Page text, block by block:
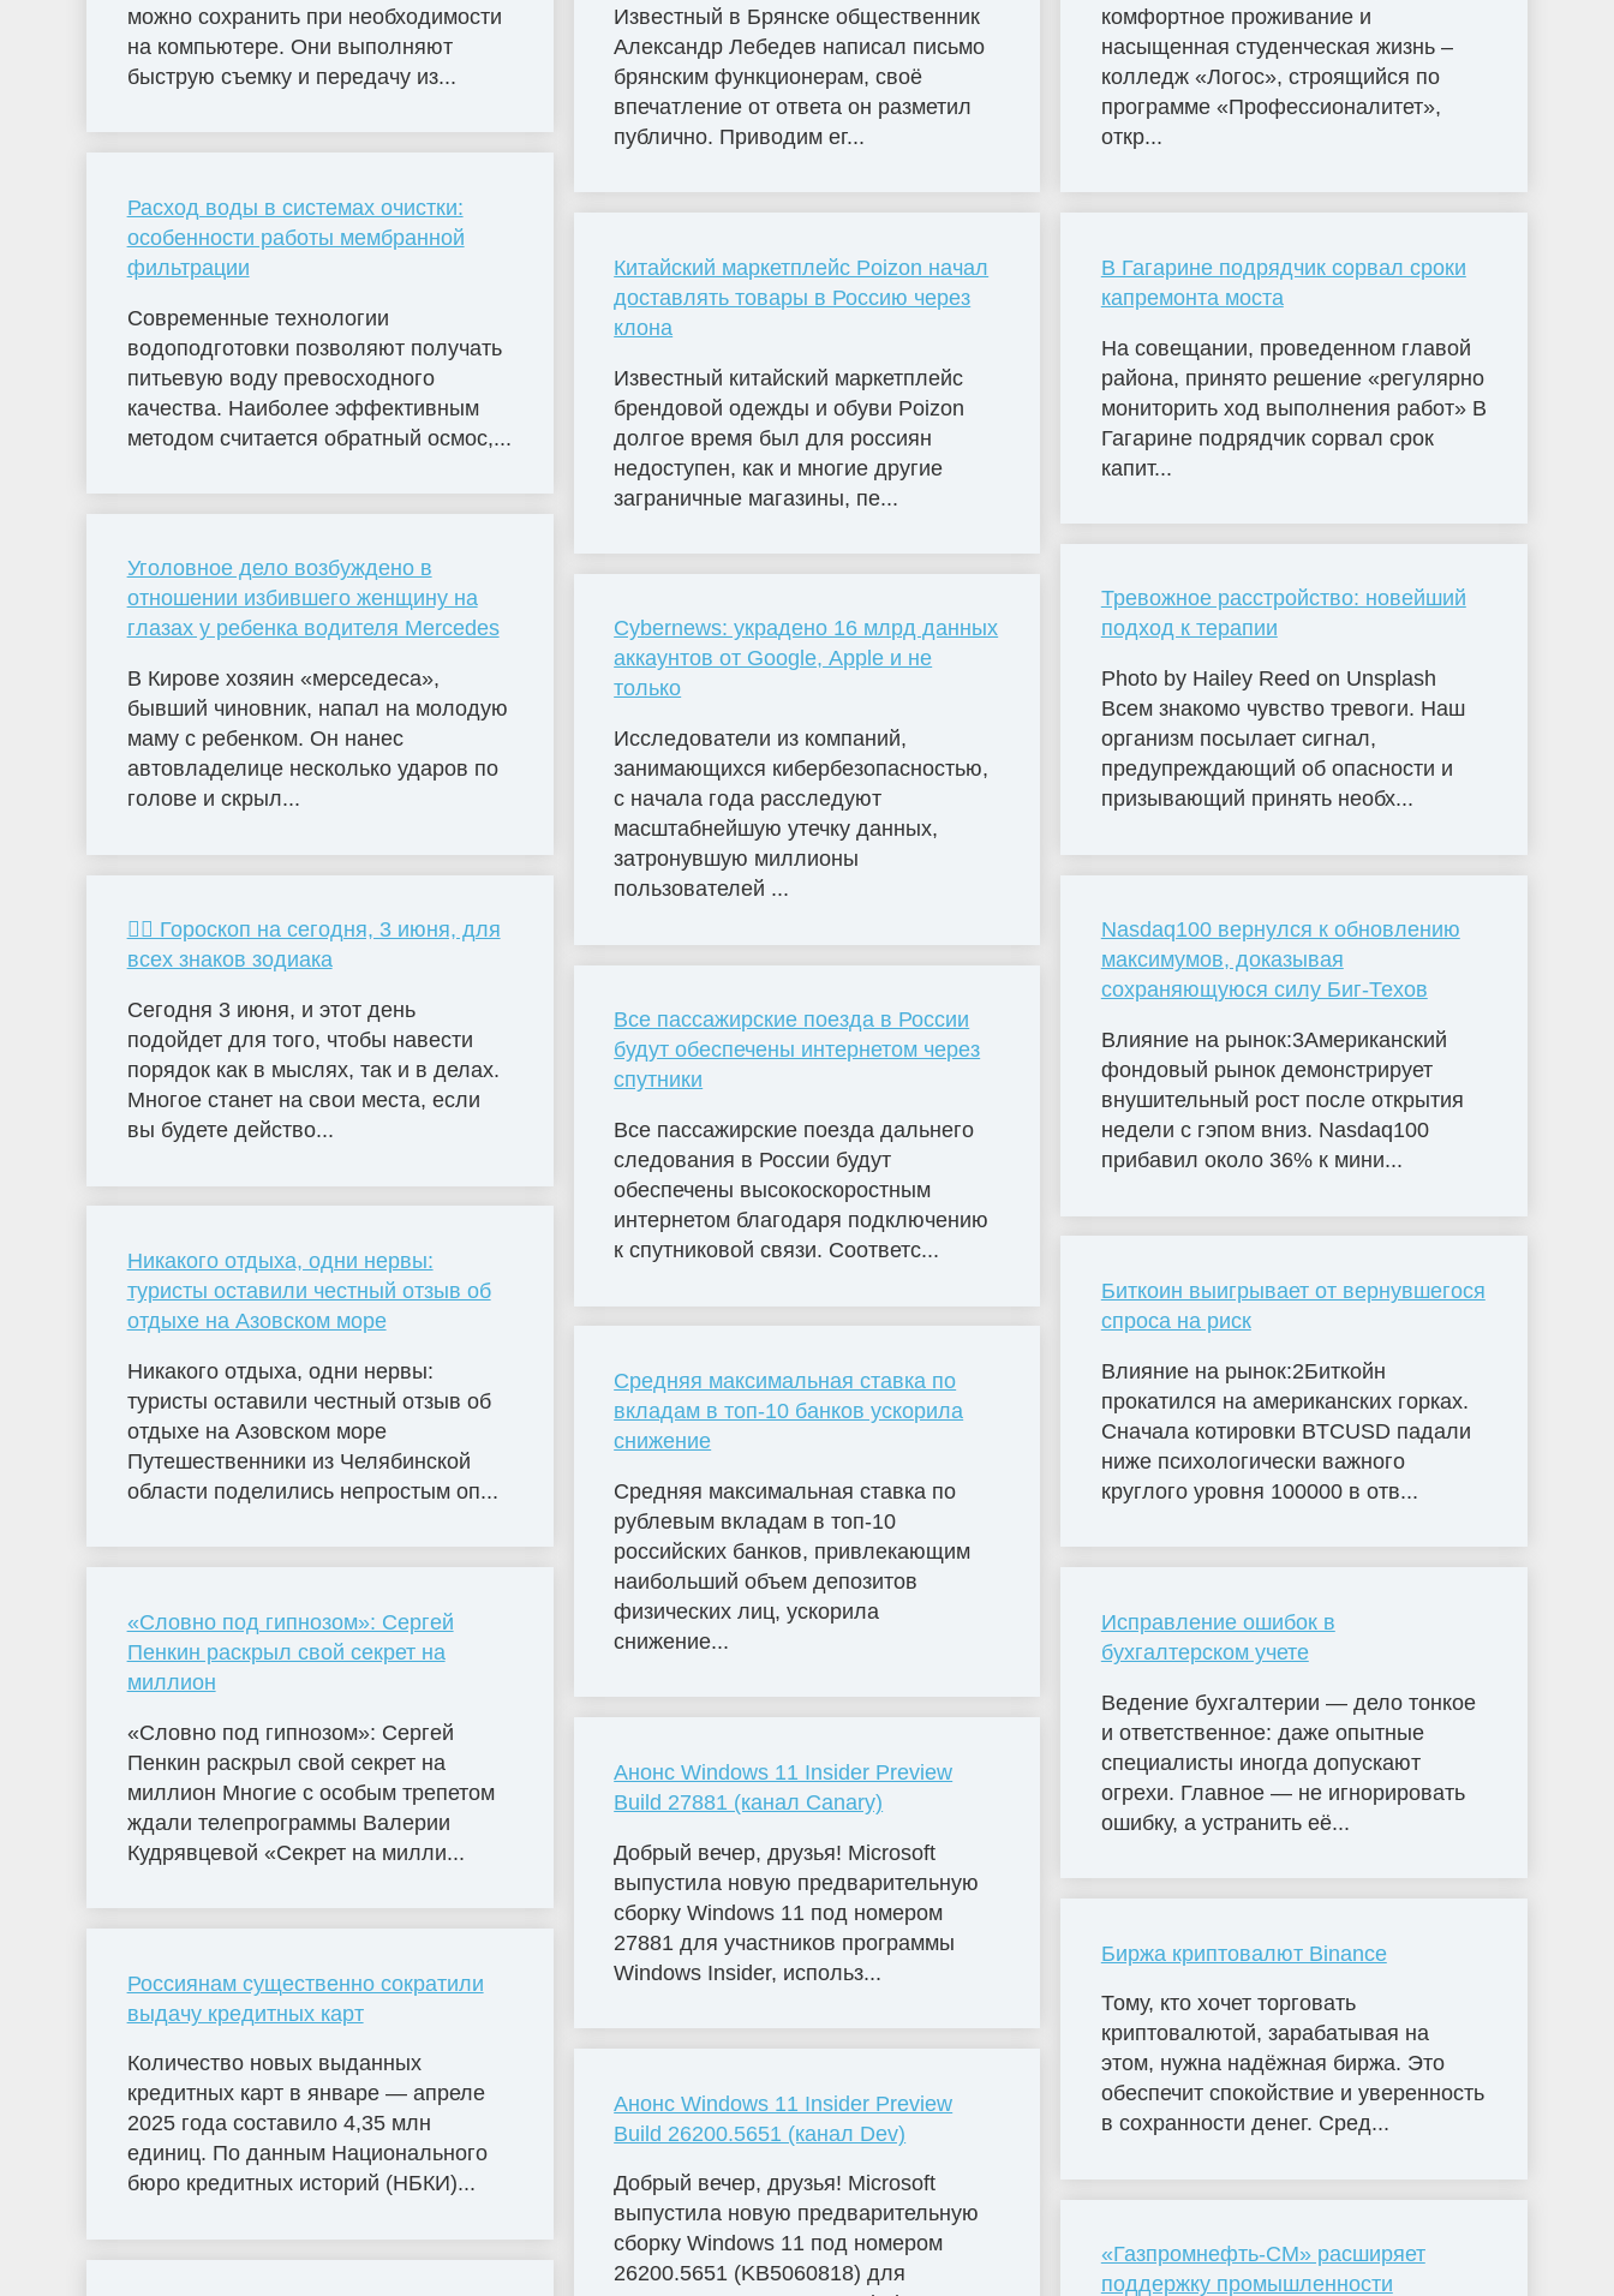
можно сохранить при необходимости
на компьютере. Они выполняют
быструю съемку и передачу из...
Расход воды в системах очистки:
особенности работы мембранной
фильтрации
Современные технологии
водоподготовки позволяют получать
питьевую воду превосходного
качества. Наиболее эффективным
методом считается обратный осмос,...
Уголовное дело возбуждено в
отношении избившего женщину на
глазах у ребенка водителя Mercedes
В Кирове хозяин «мерседеса»,
бывший чиновник, напал на молодую
маму с ребенком. Он нанес
автовладелице несколько ударов по
голове и скрыл...
🧙‍♀ Гороскоп на сегодня, 3 июня, для
всех знаков зодиака
Сегодня 3 июня, и этот день
подойдет для того, чтобы навести
порядок как в мыслях, так и в делах.
Многое станет на свои места, если
вы будете действо...
Никакого отдыха, одни нервы:
туристы оставили честный отзыв об
отдыхе на Азовском море
Никакого отдыха, одни нервы:
туристы оставили честный отзыв об
отдыхе на Азовском море
Путешественники из Челябинской
области поделились непростым оп...
«Словно под гипнозом»: Сергей
Пенкин раскрыл свой секрет на
миллион
«Словно под гипнозом»: Сергей
Пенкин раскрыл свой секрет на
миллион Многие с особым трепетом
ждали телепрограммы Валерии
Кудрявцевой «Секрет на милли...
Россиянам существенно сократили
выдачу кредитных карт
Количество новых выданных
кредитных карт в январе — апреле
2025 года составило 4,35 млн
единиц. По данным Национального
бюро кредитных историй (НБКИ)...
Известный в Брянске общественник
Александр Лебедев написал письмо
брянским функционерам, своё
впечатление от ответа он разметил
публично. Приводим ег...
Китайский маркетплейс Poizon начал
доставлять товары в Россию через
клона
Известный китайский маркетплейс
брендовой одежды и обуви Poizon
долгое время был для россиян
недоступен, как и многие другие
заграничные магазины, пе...
Cybernews: украдено 16 млрд данных
аккаунтов от Google, Apple и не
только
Исследователи из компаний,
занимающихся кибербезопасностью,
с начала года расследуют
масштабнейшую утечку данных,
затронувшую миллионы
пользователей ...
Все пассажирские поезда в России
будут обеспечены интернетом через
спутники
Все пассажирские поезда дальнего
следования в России будут
обеспечены высокоскоростным
интернетом благодаря подключению
к спутниковой связи. Соответс...
Средняя максимальная ставка по
вкладам в топ-10 банков ускорила
снижение
Средняя максимальная ставка по
рублевым вкладам в топ-10
российских банков, привлекающим
наибольший объем депозитов
физических лиц, ускорила
снижение...
Анонс Windows 11 Insider Preview
Build 27881 (канал Canary)
Добрый вечер, друзья! Microsoft
выпустила новую предварительную
сборку Windows 11 под номером
27881 для участников программы
Windows Insider, использ...
Анонс Windows 11 Insider Preview
Build 26200.5651 (канал Dev)
Добрый вечер, друзья! Microsoft
выпустила новую предварительную
сборку Windows 11 под номером
26200.5651 (KB5060818) для
комфортное проживание и
насыщенная студенческая жизнь –
колледж «Логос», строящийся по
программе «Профессионалитет»,
откр...
В Гагарине подрядчик сорвал сроки
капремонта моста
На совещании, проведенном главой
района, принято решение «регулярно
мониторить ход выполнения работ» В
Гагарине подрядчик сорвал срок
капит...
Тревожное расстройство: новейший
подход к терапии
Photo by Hailey Reed on Unsplash
Всем знакомо чувство тревоги. Наш
организм посылает сигнал,
предупреждающий об опасности и
призывающий принять необх...
Nasdaq100 вернулся к обновлению
максимумов, доказывая
сохраняющуюся силу Биг-Техов
Влияние на рынок:3Американский
фондовый рынок демонстрирует
внушительный рост после открытия
недели с гэпом вниз. Nasdaq100
прибавил около 36% к мини...
Биткоин выигрывает от вернувшегося
спроса на риск
Влияние на рынок:2Биткойн
прокатился на американских горках.
Сначала котировки BTCUSD падали
ниже психологически важного
круглого уровня 100000 в отв...
Исправление ошибок в
бухгалтерском учете
Ведение бухгалтерии — дело тонкое
и ответственное: даже опытные
специалисты иногда допускают
огрехи. Главное — не игнорировать
ошибку, а устранить её...
Биржа криптовалют Binance
Тому, кто хочет торговать
криптовалютой, зарабатывая на
этом, нужна надёжная биржа. Это
обеспечит спокойствие и уверенность
в сохранности денег. Сред...
«Газпромнефть-СМ» расширяет
поддержку промышленности